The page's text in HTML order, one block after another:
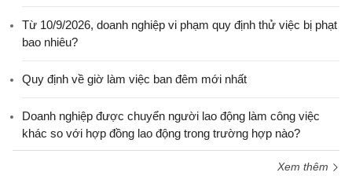
Từ 10/9/2026, doanh nghiệp vi phạm quy định thử việc bị phạt
bao nhiêu?
Quy định về giờ làm việc ban đêm mới nhất
Doanh nghiệp được chuyển người lao động làm công việc
khác so với hợp đồng lao động trong trường hợp nào?
Xem thêm